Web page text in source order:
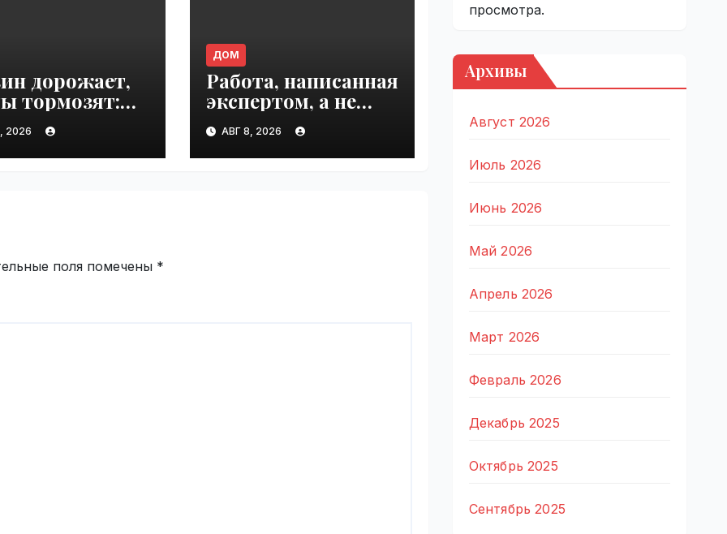
дорожает,
тормозят:
больше? |
2026
ДОМ
Работа, написанная
экспертом, а не
нейросетью |
VseTime.ru
АВГ 8, 2026
поля помечены *
просмотра.
Архивы
Август 2026
Июль 2026
Июнь 2026
Май 2026
Апрель 2026
Март 2026
Февраль 2026
Декабрь 2025
Октябрь 2025
Сентябрь 2025